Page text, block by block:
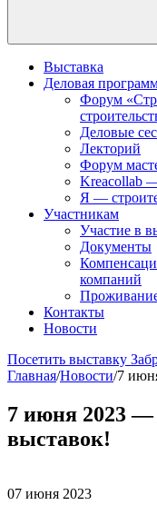
Выставка
Деловая
Форум
Деловые
Лекторий
Форум
Kreacollab
Я —
Участникам
Участие в
Документы
компаний
Контакты
Новости
Посетить выставку
Главная/Новости/7
7 июня 2023
выставок!
07 июня 2023